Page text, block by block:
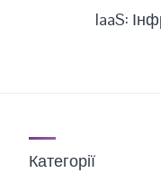
IaaS:
Категорії